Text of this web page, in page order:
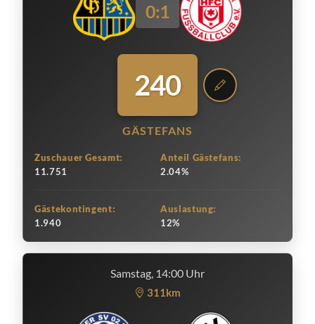
0:1
240
GÄSTEFANS
Zuschauer Gesamt:
11.751
Anteil Gästefans:
2.04%
Gästekontingent:
1.940
Auslastung:
12%
Samstag, 14:00 Uhr
311km